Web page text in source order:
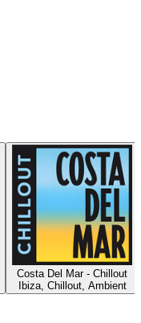
Costa Del Mar - Chillout
Ibiza, Chillout, Ambient